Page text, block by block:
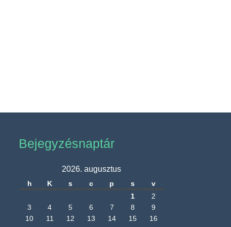
Bejegyzésnaptár
2026. augusztus
h K s c p s
v
1
2
3
4 5 6 7 8
9
10
11 12 13 14 15
16